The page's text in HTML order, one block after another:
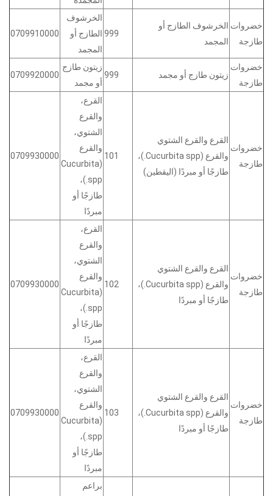
0709910000
الخرشوف
الطازج أو
المجمد
999
الخرشوف الطازج أو
المجمد
خضروات
طازجة
0709920000
زيتون طازج
أو مجمد
999 زيتون طازج أو مجمد
خضروات
طازجة
0709930000
القرع،
والقرع
الشتوي،
والقرع
(Cucurbita
spp.)،
طازجًا أو
مبردًا
101
القرع والقرع الشتوي
والقرع (Cucurbita spp.)،
طازجًا أو مبردًا (اليقطين)
خضروات
طازجة
0709930000
القرع،
والقرع
الشتوي،
والقرع
(Cucurbita
spp.)،
طازجًا أو
مبردًا
102
القرع والقرع الشتوي
والقرع (Cucurbita spp.)،
طازجًا أو مبردًا
خضروات
طازجة
0709930000
القرع،
والقرع
الشتوي،
والقرع
(Cucurbita
spp.)،
طازجًا أو
مبردًا
103
القرع والقرع الشتوي
والقرع (Cucurbita spp.)،
طازجًا أو مبردًا
خضروات
طازجة
براعم